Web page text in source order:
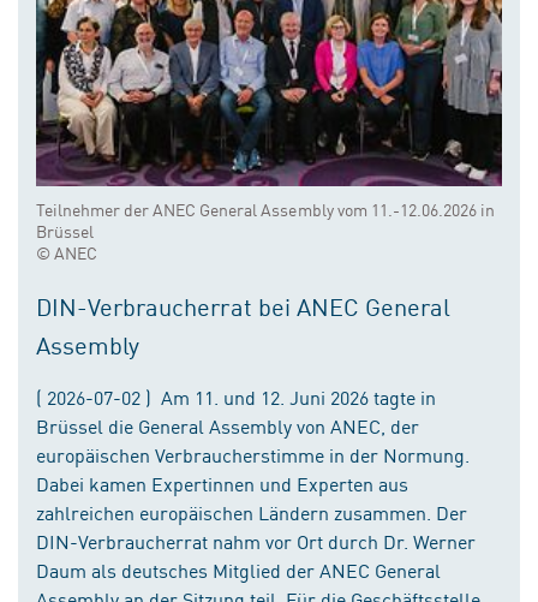
Teilnehmer der ANEC General Assembly vom 11.-12.06.2026 in
Brüssel
© ANEC
DIN-Verbraucherrat bei ANEC General
Assembly
( 2026-07-02 ) Am 11. und 12. Juni 2026 tagte in
Brüssel die General Assembly von ANEC, der
europäischen Verbraucherstimme in der Normung.
Dabei kamen Expertinnen und Experten aus
zahlreichen europäischen Ländern zusammen. Der
DIN-Verbraucherrat nahm vor Ort durch Dr. Werner
Daum als deutsches Mitglied der ANEC General